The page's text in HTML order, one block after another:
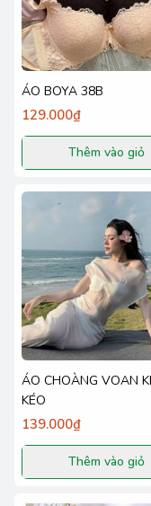
ÁO BOYA 38B
129.000₫
Thêm vào giỏ
ÁO CHOÀNG VOAN
KÉO
139.000₫
Thêm vào giỏ